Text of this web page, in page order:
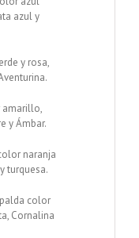
azul y
y rosa,
amarillo,
y Ámbar.
naranja
turquesa.
color
Cornalina